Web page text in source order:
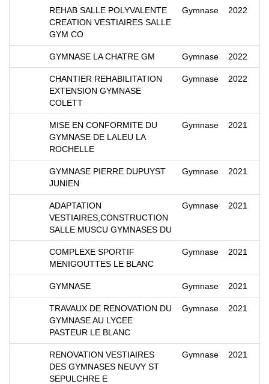
REHAB SALLE POLYVALENTE
CREATION VESTIAIRES SALLE
GYM CO
Gymnase 2022
GYMNASE LA CHATRE GM Gymnase 2022
CHANTIER REHABILITATION
EXTENSION GYMNASE
COLETT
Gymnase 2022
MISE EN CONFORMITE DU
GYMNASE DE LALEU LA
ROCHELLE
Gymnase 2021
GYMNASE PIERRE DUPUYST
JUNIEN
Gymnase 2021
ADAPTATION
VESTIAIRES,CONSTRUCTION
SALLE MUSCU GYMNASES DU
Gymnase 2021
COMPLEXE SPORTIF
MENIGOUTTES LE BLANC
Gymnase 2021
GYMNASE Gymnase 2021
TRAVAUX DE RENOVATION DU
GYMNASE AU LYCEE
PASTEUR LE BLANC
Gymnase 2021
RENOVATION VESTIAIRES
DES GYMNASES NEUVY ST
SEPULCHRE E
Gymnase 2021